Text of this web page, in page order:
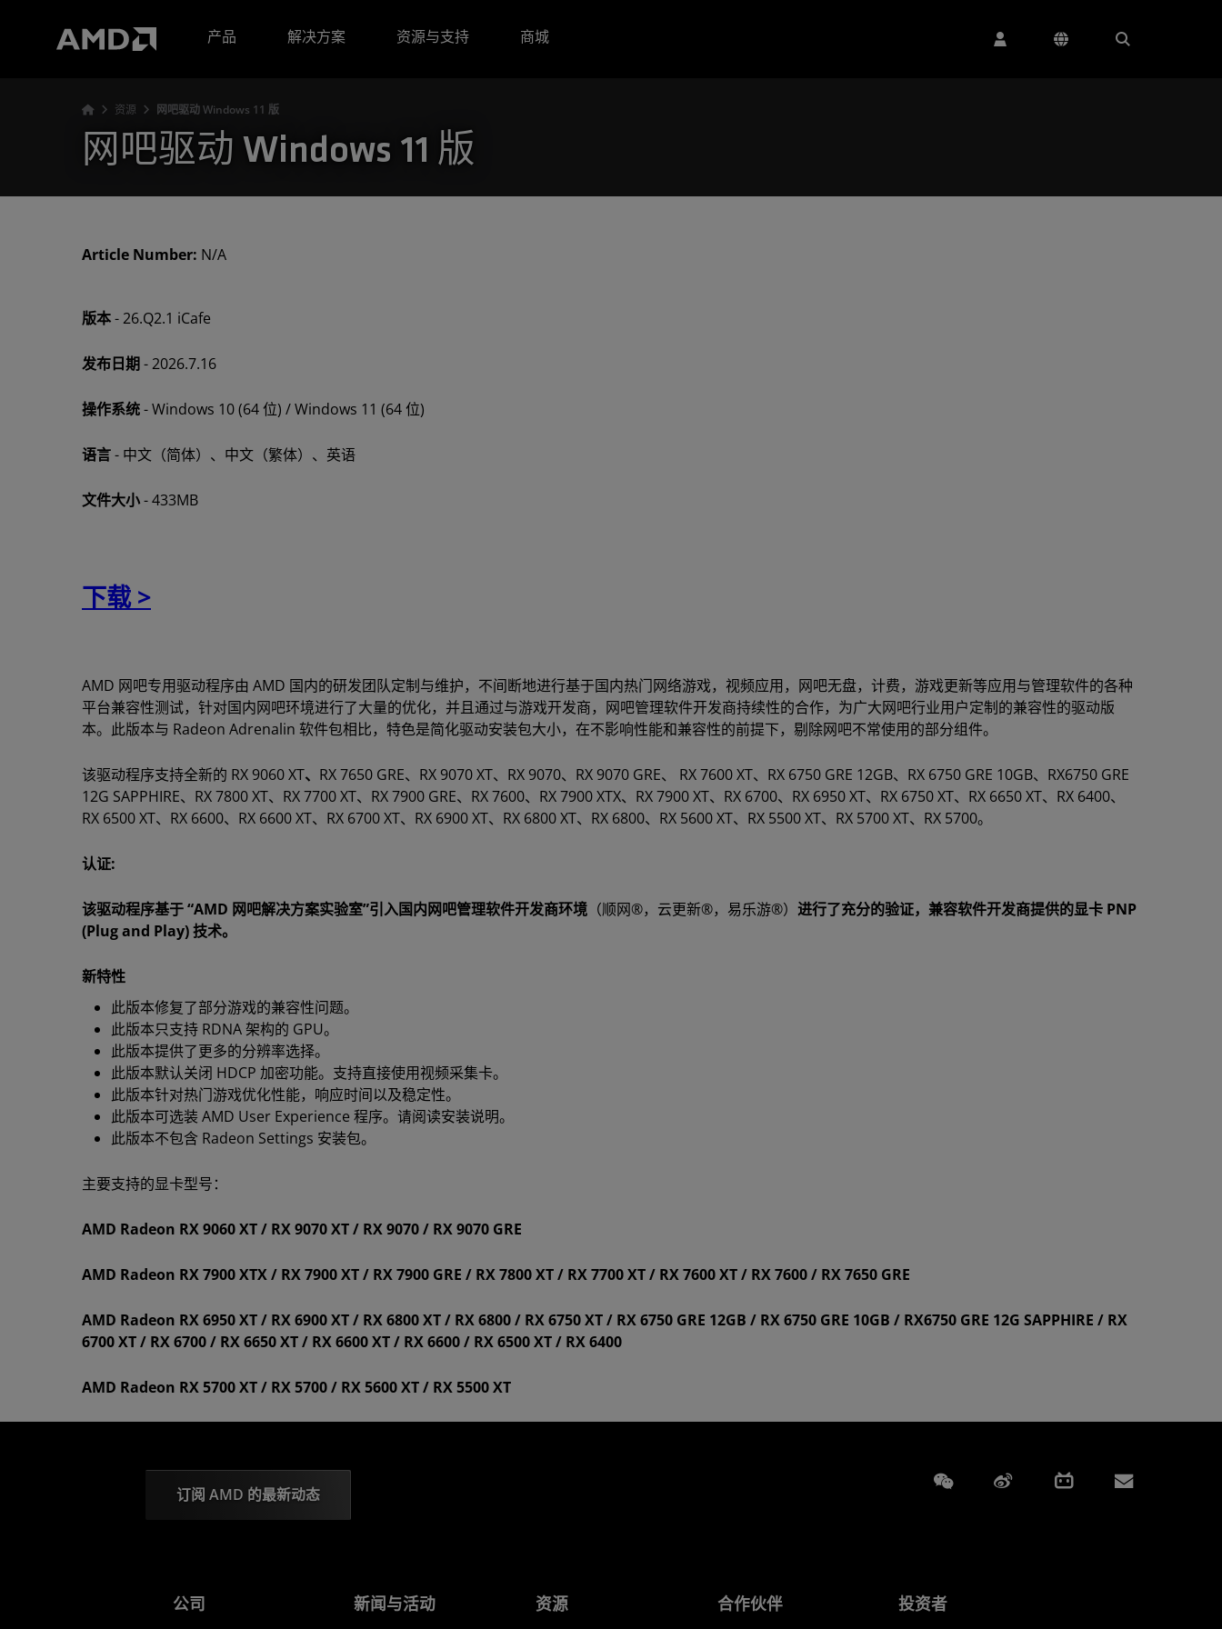
产品
解决方案 资源与支持 商城
资源 网吧驱动 Windows 11 版
网吧驱动 Windows 11 版
Article Number: N/A
版本- 26.Q2.1 iCafe
发布日期 - 2026.7.16
操作系统- Windows 10 (64 位) ​​/ Windows 11 (64 位)
语言- 中文（简体）、中文（繁体）、英语
文件大小- 433MB
下载 >
AMD 网吧专用驱动程序由 AMD 国内的研发团队定制与维护，不间断地进行基于国内热门网络游戏，视频应用，网吧无盘，计费，游戏更新等应用与管理软件的各种
平台兼容性测试，针对国内网吧环境进行了大量的优化，并且通过与游戏开发商，网吧管理软件开发商持续性的合作，为广大网吧行业用户定制的兼容性的驱动版
本。此版本与 Radeon Adrenalin 软件包相比，特色是简化驱动安装包大小，在不影响性能和兼容性的前提下，剔除网吧不常使用的部分组件。
该驱动程序支持全新的 RX 9060 XT、 RX 7650 GRE、RX 9070 XT、RX 9070、RX 9070 GRE、 RX 7600 XT、RX 6750 GRE 12GB、RX 6750 GRE 10GB、RX6750 GRE
12G SAPPHIRE、RX 7800 XT、RX 7700 XT、RX 7900 GRE、RX 7600、RX 7900 XTX、RX 7900 XT、RX 6700、RX 6950 XT、RX 6750 XT、RX 6650 XT、RX 6400、
RX 6500 XT、RX 6600、RX 6600 XT、RX 6700 XT、RX 6900 XT、RX 6800 XT、RX 6800、RX 5600 XT、RX 5500 XT、RX 5700 XT、RX 5700。
认证:
该驱动程序基于 “AMD 网吧解决方案实验室”引入国内网吧管理软件开发商环境 （顺网®，云更新®，易乐游®） 进行了充分的验证，兼容软件开发商提供的显卡 PNP
(Plug and Play) 技术。
新特性
此版本修复了部分游戏的兼容性问题。
此版本只支持 RDNA 架构的 GPU。
此版本提供了更多的分辨率选择。
此版本默认关闭 HDCP 加密功能。支持直接使用视频采集卡。
此版本针对热门游戏优化性能，响应时间以及稳定性。
此版本可选装 AMD User Experience 程序。请阅读安装说明。
此版本不包含 Radeon Settings 安装包。
主要支持的显卡型号：
AMD Radeon RX 9060 XT / RX 9070 XT / RX 9070 / RX 9070 GRE
AMD Radeon RX 7900 XTX / RX 7900 XT / RX 7900 GRE / RX 7800 XT / RX 7700 XT / RX 7600 XT / RX 7600 / RX 7650 GRE
AMD Radeon RX 6950 XT / RX 6900 XT / RX 6800 XT / RX 6800 / RX 6750 XT / RX 6750 GRE 12GB / RX 6750 GRE 10GB / RX6750 GRE 12G SAPPHIRE / RX
6700 XT / RX 6700 / RX 6650 XT / RX 6600 XT / RX 6600 / RX 6500 XT / RX 6400
AMD Radeon RX 5700 XT / RX 5700 / RX 5600 XT / RX 5500 XT
订阅 AMD 的最新动态
Weixin Weibo Bilibili
公司 新闻与活动 资源 合作伙伴 投资者